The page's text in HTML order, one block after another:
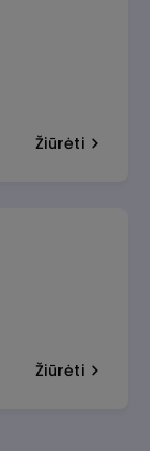
Žiūrėti
Žiūrėti